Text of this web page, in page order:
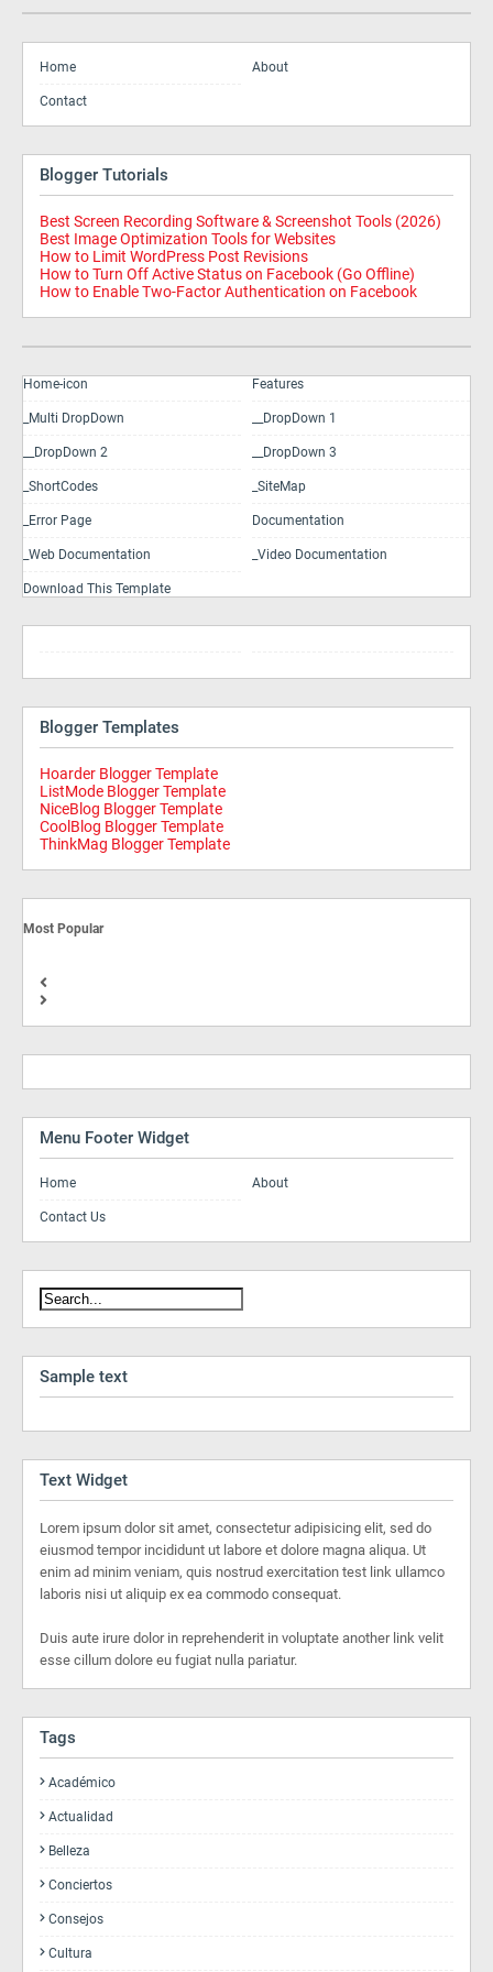
Home About
Contact
Blogger Tutorials
Best Screen Recording Software & Screenshot Tools (2026)
Best Image Optimization Tools for Websites
How to Limit WordPress Post Revisions
How to Turn Off Active Status on Facebook (Go Offline)
How to Enable Two-Factor Authentication on Facebook
Home-icon Features
_Multi DropDown __DropDown 1
__DropDown 2 __DropDown 3
_ShortCodes _SiteMap
_Error Page Documentation
_Web Documentation _Video Documentation
Download This Template
Blogger Templates
Hoarder Blogger Template
ListMode Blogger Template
NiceBlog Blogger Template
CoolBlog Blogger Template
ThinkMag Blogger Template
Most Popular
Menu Footer Widget
Home About
Contact Us
Sample text
Text Widget
Lorem ipsum dolor sit amet, consectetur adipisicing elit, sed do
eiusmod tempor incididunt ut labore et dolore magna aliqua. Ut
enim ad minim veniam, quis nostrud exercitation test link ullamco
laboris nisi ut aliquip ex ea commodo consequat.
Duis aute irure dolor in reprehenderit in voluptate another link velit
esse cillum dolore eu fugiat nulla pariatur.
Tags
Académico
Actualidad
Belleza
Conciertos
Consejos
Cultura